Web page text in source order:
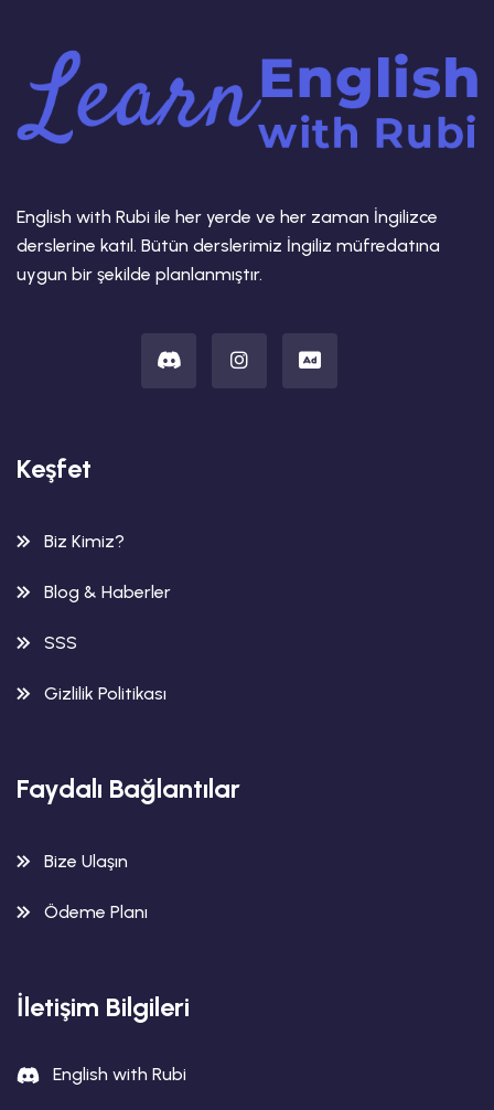
English with Rubi ile her yerde ve her zaman İngilizce
derslerine katıl. Bütün derslerimiz İngiliz müfredatına
uygun bir şekilde planlanmıştır.
Keşfet
Biz Kimiz?
Blog & Haberler
SSS
Gizlilik Politikası
Faydalı Bağlantılar
Bize Ulaşın
Ödeme Planı
İletişim Bilgileri
English with Rubi